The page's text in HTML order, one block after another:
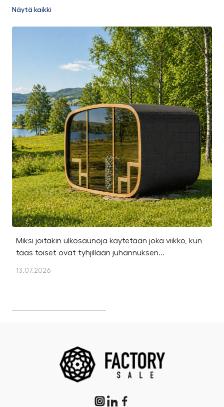
Näytä kaikki
Miksi joitakin ulkosaunoja käytetään joka viikko, kun
taas toiset ovat tyhjillään juhannuksen...
13.07.2026